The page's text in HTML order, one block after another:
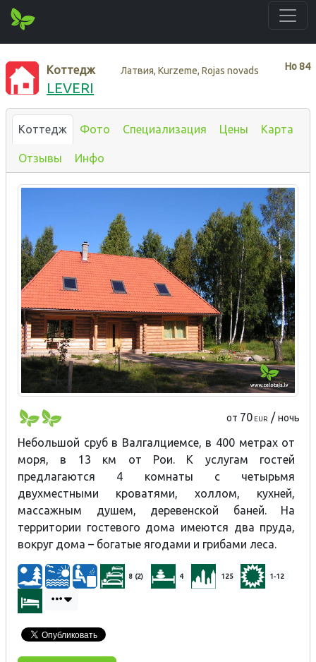
Нo84
Коттедж Латвия, Kurzeme, Rojas novads
LEVERI
Коттедж Фото Специализация Цены Карта
Отзывы Инфо
от 70 EUR /ночь
Небольшой сруб в Валгалциемсе, в 400 метрах от
моря, в 13 км от Рои. К услугам гостей
предлагаются 4 комнаты с четырьмя
двухместными кроватями, холлом, кухней,
массажным душем, деревенской баней. На
территории гостевого дома имеются два пруда,
вокруг дома – богатые ягодами и грибами леса.
8 (2) 4 125 1-12